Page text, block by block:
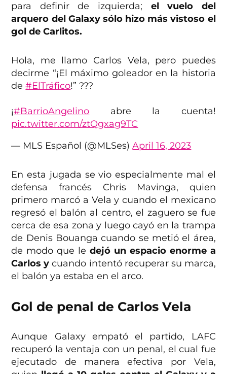
para definir de izquierda; el vuelo del
arquero del Galaxy sólo hizo más vistoso el
gol de Carlitos.
Hola, me llamo Carlos Vela, pero puedes
decirme “¡El máximo goleador en la historia
de#ElTráfico!” ???
¡#BarrioAngelino abre la cuenta!
pic.twitter.com/ztQgxag9TC
— MLS Español (@MLSes)April 16, 2023
En esta jugada se vio especialmente mal el
defensa francés Chris Mavinga, quien
primero marcó a Vela y cuando el mexicano
regresó el balón al centro, el zaguero se fue
cerca de esa zona y luego cayó en la trampa
de Denis Bouanga cuando se metió el área,
de modo que le dejó un espacio enorme a
Carlos ycuando intentó recuperar su marca,
el balón ya estaba en el arco.
Gol de penal de Carlos Vela
Aunque Galaxy empató el partido, LAFC
recuperó la ventaja con un penal, el cual fue
ejecutado de manera efectiva por Vela,